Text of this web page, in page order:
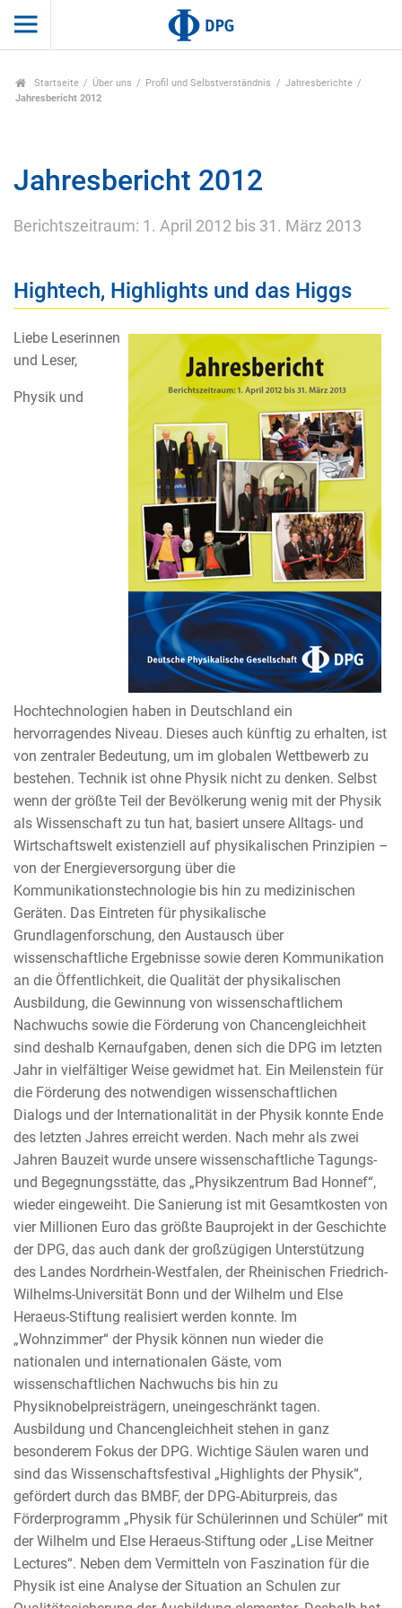
Startseite Über uns Profil und Selbstverständnis
Jahresberichte
Jahresbericht 2012
Jahresbericht 2012
Berichtszeitraum: 1. April 2012 bis 31. März 2013
Hightech, Highlights und das Higgs
Liebe Leserinnen
und Leser,
Physik und
Hochtechnologien haben in Deutschland ein
hervorragendes Niveau. Dieses auch künftig zu erhalten, ist
von zentraler Bedeutung, um im globalen Wettbewerb zu
bestehen. Technik ist ohne Physik nicht zu denken. Selbst
wenn der größte Teil der Bevölkerung wenig mit der Physik
als Wissenschaft zu tun hat, basiert unsere Alltags- und
Wirtschaftswelt existenziell auf physikalischen Prinzipien –
von der Energieversorgung über die
Kommunikationstechnologie bis hin zu medizinischen
Geräten. Das Eintreten für physikalische
Grundlagenforschung, den Austausch über
wissenschaftliche Ergebnisse sowie deren Kommunikation
an die Öffentlichkeit, die Qualität der physikalischen
Ausbildung, die Gewinnung von wissenschaftlichem
Nachwuchs sowie die Förderung von Chancengleichheit
sind deshalb Kernaufgaben, denen sich die DPG im letzten
Jahr in vielfältiger Weise gewidmet hat. Ein Meilenstein für
die Förderung des notwendigen wissenschaftlichen
Dialogs und der Internationalität in der Physik konnte Ende
des letzten Jahres erreicht werden. Nach mehr als zwei
Jahren Bauzeit wurde unsere wissenschaftliche Tagungs-
und Begegnungsstätte, das „Physikzentrum Bad Honnef“,
wieder eingeweiht. Die Sanierung ist mit Gesamtkosten von
vier Millionen Euro das größte Bauprojekt in der Geschichte
der DPG, das auch dank der großzügigen Unterstützung
des Landes Nordrhein-Westfalen, der Rheinischen Friedrich-
Wilhelms-Universität Bonn und der Wilhelm und Else
Heraeus-Stiftung realisiert werden konnte. Im
„Wohnzimmer“ der Physik können nun wieder die
nationalen und internationalen Gäste, vom
wissenschaftlichen Nachwuchs bis hin zu
Physiknobelpreisträgern, uneingeschränkt tagen.
Ausbildung und Chancengleichheit stehen in ganz
besonderem Fokus der DPG. Wichtige Säulen waren und
sind das Wissenschaftsfestival „Highlights der Physik“,
gefördert durch das BMBF, der DPG-Abiturpreis, das
Förderprogramm „Physik für Schülerinnen und Schüler“ mit
der Wilhelm und Else Heraeus-Stiftung oder „Lise Meitner
Lectures“. Neben dem Vermitteln von Faszination für die
Physik ist eine Analyse der Situation an Schulen zur